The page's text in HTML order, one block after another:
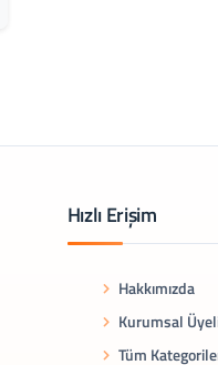
Hızlı Erişim
Hakkımızda
Kurumsal
Tüm